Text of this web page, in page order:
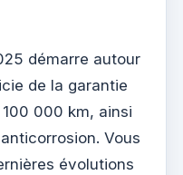
démarre autour
de la garantie
000 km, ainsi
Vous
évolutions